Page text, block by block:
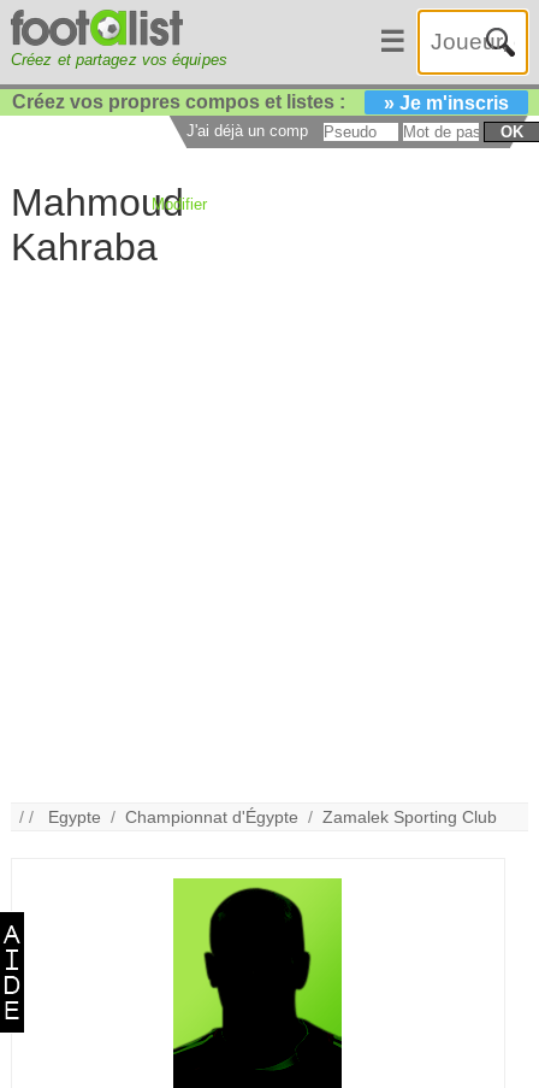
Créez et partagez vos équipes
☰
Créez vos propres compos et listes : » Je m'inscris
J'ai déjà un compte : OK
Mahmoud
Kahraba
Modifier
/ / Egypte /Championnat d'Égypte /Zamalek Sporting Club